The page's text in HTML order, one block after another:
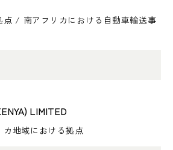
点 / 南アフリカにおける自動車輸送事
LIMITED
カ地域における拠点